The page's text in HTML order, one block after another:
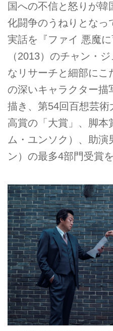
国への不信と怒りが韓
化闘争のうねりとなっ
実話を『ファイ 悪魔に
（2013）のチャン・
なリサーチと細部にこ
の深いキャラクター描
描き、第54回百想芸
高賞の「大賞」、脚本
ム・ユンソク）、助演
ン）の最多4部門受賞